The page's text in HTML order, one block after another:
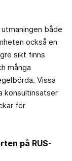
både
också en
sikt finns
många
Vissa
konsultinsatser
för
på RUS-